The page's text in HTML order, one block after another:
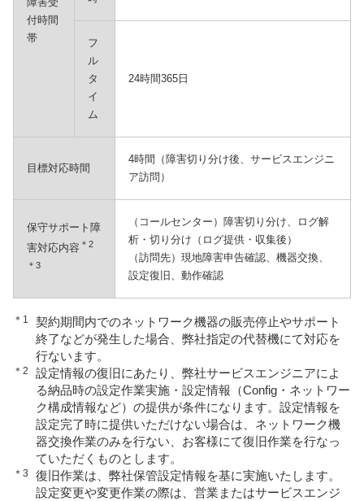
付時間
帯
フ
ル
タ
イ
ム
24時間365日
目標対応時間
4時間（障害切り分け後、サービスエンジニ
ア訪問）
保守サポート障
害対応内容 ＊2
＊3
（コールセンター）障害切り分け、ログ解
析・切り分け（ログ提供・収集後）
（訪問先）現地障害申告確認、機器交換、
設定復旧、動作確認
＊1
契約期間内でのネットワーク機器の販売停止やサポート
終了などが発生した場合、弊社指定の代替機にて対応を
行ないます。
＊2
設定情報の復旧にあたり、弊社サービスエンジニアによ
る納品時の設定作業実施・設定情報（Config・ネットワー
ク構成情報など）の提供が条件になります。設定情報を
設定完了時に提供いただけない場合は、ネットワーク機
器交換作業のみを行ない、お客様にて復旧作業を行なっ
ていただくものとします。
＊3
復旧作業は、弊社保管設定情報を基に実施いたします。
設定変更や変更作業の際は、営業またはサービスエンジ